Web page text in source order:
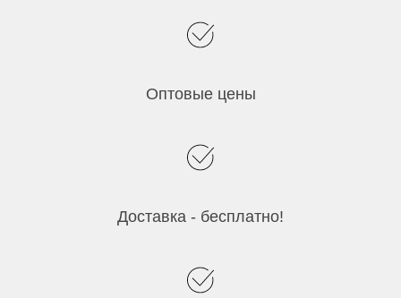
Оптовые цены
Доставка - бесплатно!